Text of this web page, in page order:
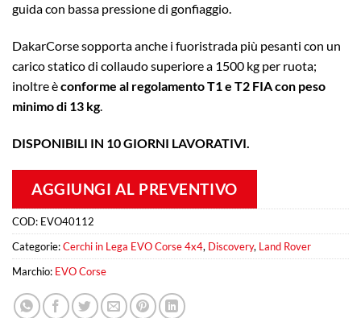
guida con bassa pressione di gonfiaggio.
DakarCorse sopporta anche i fuoristrada più pesanti con un
carico statico di collaudo superiore a 1500 kg per ruota;
inoltre èconforme al regolamento T1 e T2 FIA con peso
minimo di 13 kg.
DISPONIBILI IN 10 GIORNI LAVORATIVI.
AGGIUNGI AL PREVENTIVO
COD: EVO40112
Categorie:Cerchi in Lega EVO Corse 4x4, Discovery, Land Rover
Marchio: EVO Corse